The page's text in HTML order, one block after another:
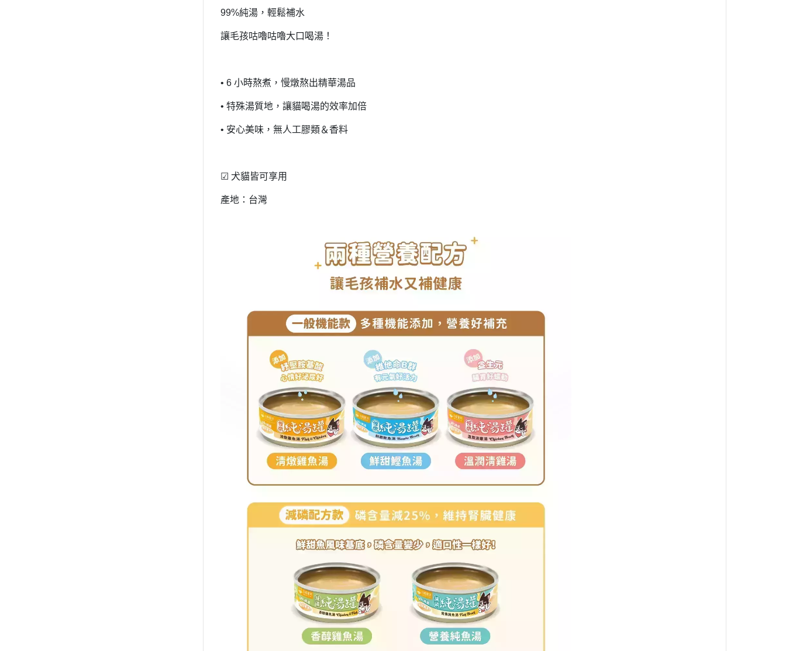
99%純湯，輕鬆補水
讓毛孩咕嚕咕嚕大口喝湯！
• 6 小時熬煮，慢燉熬出精華湯品
• 特殊湯質地，讓貓喝湯的效率加倍
• 安心美味，無人工膠類＆香料
☑ 犬貓皆可享用
產地：台灣